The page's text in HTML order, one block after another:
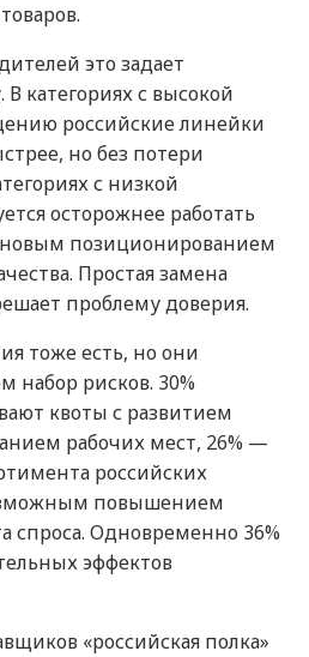
это задает
категориях с высокой
российские линейки
но без потери
с низкой
осторожнее работать
позиционированием
Простая замена
проблему доверия.
тоже есть, но они
набор рисков. 30%
квоты с развитием
рабочих мест, 26% —
российских
повышением
спроса. Одновременно 36%
эффектов
«российская полка»